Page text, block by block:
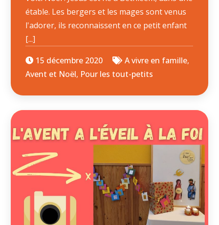
étable. Les bergers et les mages sont venus
l'adorer, ils reconnaissent en ce petit enfant
[...]
15 décembre 2020
A vivre en famille,
Avent et Noël, Pour les tout-petits